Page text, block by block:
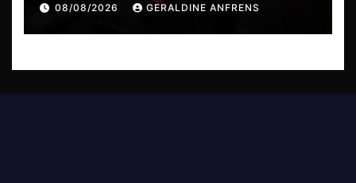
08/08/2026 GERALDINE ANFRENS